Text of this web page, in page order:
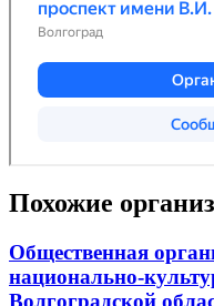
Похожие
Общественная
национально-
Волгоградской